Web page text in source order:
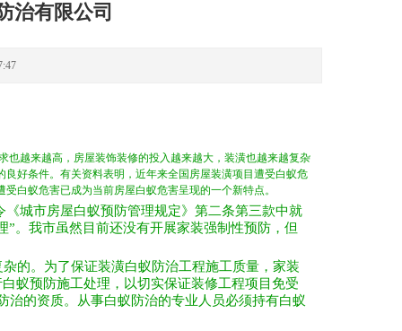
治有限公司
也越来越高，房屋装饰装修的投入越来越大，装潢也越来越复杂
好条件。有关资料表明，近年来全国房屋装潢项目遭受白蚁危
白蚁危害已成为当前房屋白蚁危害呈现的一个新特点。
城市房屋白蚁预防管理规定》第二条第三款中就
。我市虽然目前还没有开展家装强制性预防，但
的。为了保证装潢白蚁防治工程施工质量，家装
蚁预防施工处理，以切实保证装修工程项目免受
治的资质。从事白蚁防治的专业人员必须持有白蚁